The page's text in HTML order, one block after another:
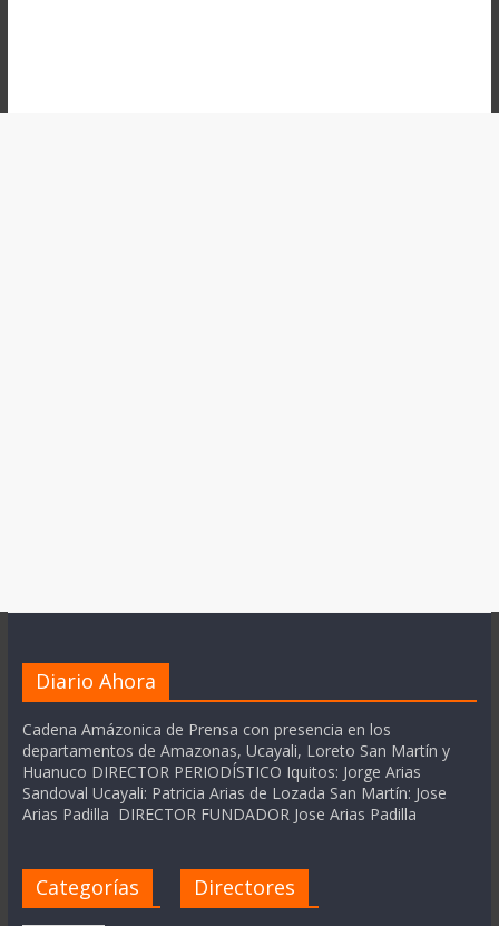
Diario Ahora
Cadena Amázonica de Prensa con presencia en los
departamentos de Amazonas, Ucayali, Loreto San Martín y
Huanuco DIRECTOR PERIODÍSTICO Iquitos: Jorge Arias
Sandoval Ucayali: Patricia Arias de Lozada San Martín: Jose
Arias Padilla DIRECTOR FUNDADOR Jose Arias Padilla
Categorías Directores